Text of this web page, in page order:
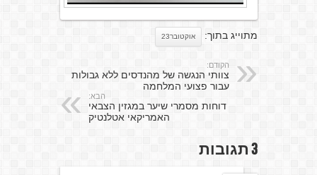
מתוייג בתוך: אוקטובר23
הקודם:
צוותי הנגשה של מהנדסים ללא גבולות
עבור פצועי המלחמה
הבא:
דוחות מסמרי שיער במגזין הצבאי
האמריקאי אטלנטיק
3 תגובות